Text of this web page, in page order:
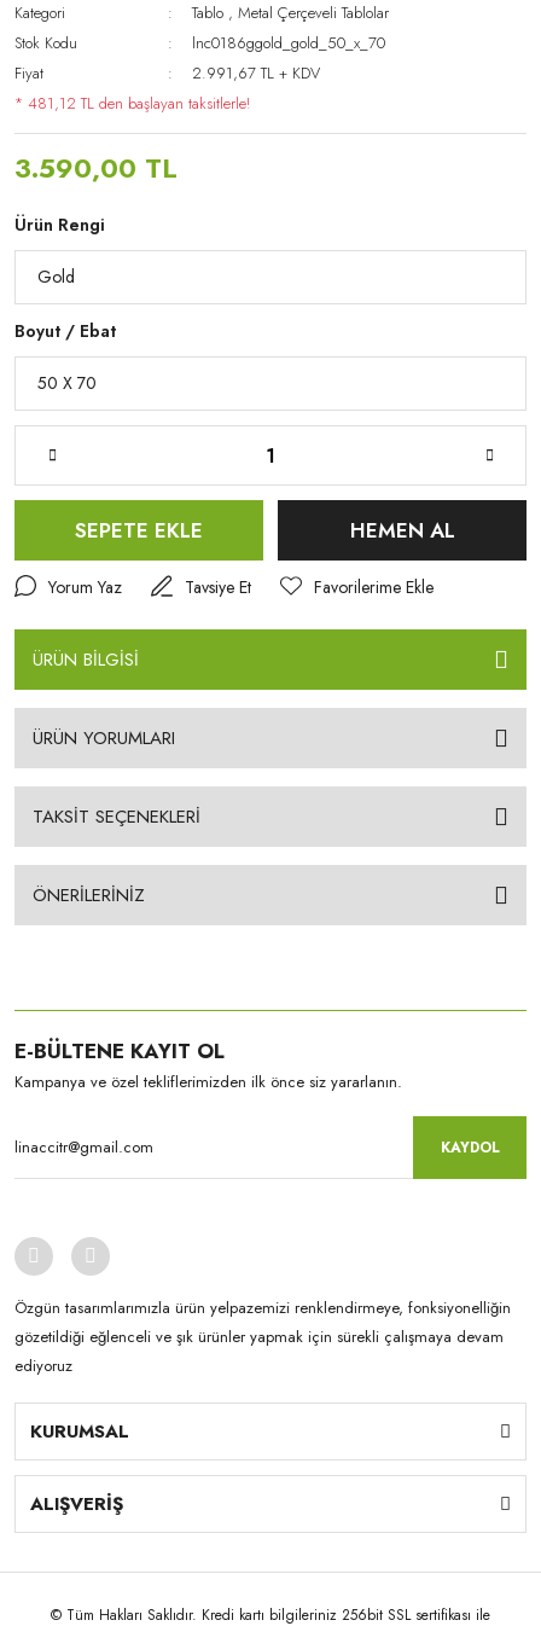
Kategori Tablo ,Metal Çerçeveli Tablolar
Stok Kodu
lnc0186ggold_gold_50_x_70
Fiyat
2.991,67 TL + KDV
* 481,12 TL den başlayan taksitlerle!
3.590,00 TL
Ürün Rengi
Boyut / Ebat
SEPETE EKLE HEMEN AL
Yorum Yaz Tavsiye Et
ÜRÜN BİLGİSİ
ÜRÜN YORUMLARI
TAKSİT SEÇENEKLERİ
ÖNERİLERİNİZ
E-BÜLTENE KAYIT OL
Kampanya ve özel tekliflerimizden ilk önce siz yararlanın.
KAYDOL
Özgün tasarımlarımızla ürün yelpazemizi renklendirmeye, fonksiyonelliğin
gözetildiği eğlenceli ve şık ürünler yapmak için sürekli çalışmaya devam
ediyoruz
KURUMSAL
ALIŞVERİŞ
© Tüm Hakları Saklıdır. Kredi kartı bilgileriniz 256bit SSL sertifikası ile